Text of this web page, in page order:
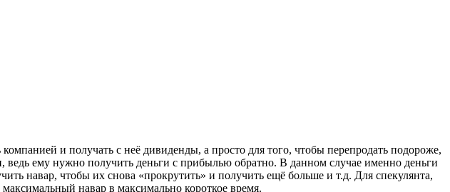
и получать с неё дивиденды, а просто для того, чтобы перепродать подороже,
ведь ему нужно получить деньги с прибылью обратно. В данном случае именно деньги
навар, чтобы их снова «прокрутить» и получить ещё больше и т.д. Для спекулянта,
навар в максимально короткое время.